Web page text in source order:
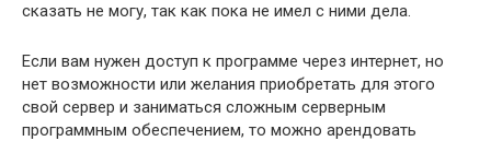
сказать не могу, так как пока не имел с ними дела.
Если вам нужен доступ к программе через интернет, но
нет возможности или желания приобретать для этого
свой сервер и заниматься сложным серверным
программным обеспечением, то можно арендовать